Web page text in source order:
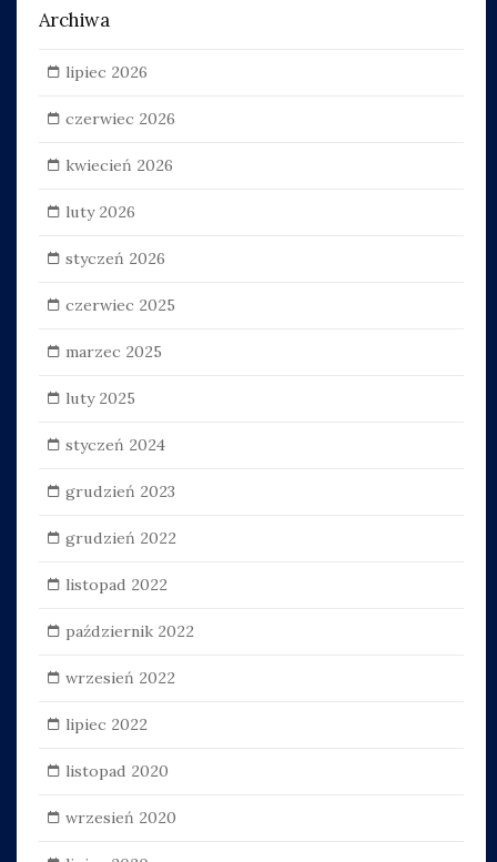
Archiwa
lipiec 2026
czerwiec 2026
kwiecień 2026
luty 2026
styczeń 2026
czerwiec 2025
marzec 2025
luty 2025
styczeń 2024
grudzień 2023
grudzień 2022
listopad 2022
październik 2022
wrzesień 2022
lipiec 2022
listopad 2020
wrzesień 2020